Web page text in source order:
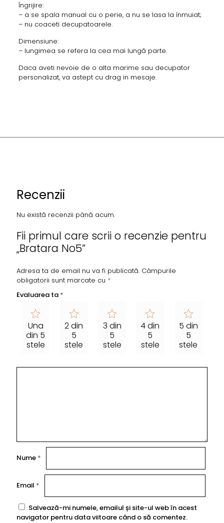
Îngrijire:
– a se spala manual cu o perie, a nu se lasa la înmuiat;
– nu coaceti decupatoarele.
Dimensiune:
– lungimea se refera la cea mai lungă parte.
Daca aveti nevoie de o alta marime sau decupator
personalizat, va astept cu drag in mesaje.
Recenzii
Nu există recenzii până acum.
Fii primul care scrii o recenzie pentru
„Bratara No5”
Adresa ta de email nu va fi publicată. Câmpurile
obligatorii sunt marcate cu *
Evaluarea ta *
Una
din 5
stele
2 din
5
stele
3 din
5
stele
4 din
5
stele
5 din
5
stele
Nume *
Email *
Salvează-mi numele, emailul și site-ul web în acest
navigator pentru data viitoare când o să comentez.